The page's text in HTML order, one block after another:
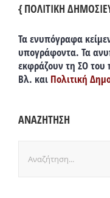
{ ΠΟΛΙΤΙΚΗ
Τα ενυπόγραφα
υπογράφοντα. Τα
εκφράζουν τη ΣΟ του
Βλ. και Πολιτική
ΑΝΑΖΗΤΗΣΗ
για: